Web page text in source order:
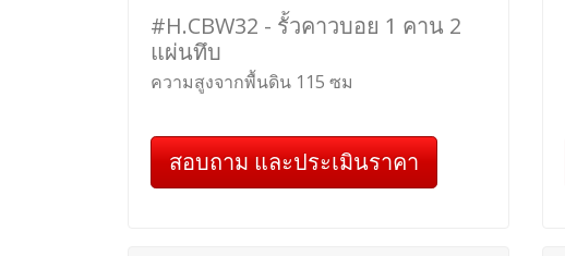
#H.CBW32 - รั้วคาวบอย 1 คาน 2
แผ่นทึบ
ความสูงจากพื้นดิน 115 ซม
สอบถาม และประเมินราคา